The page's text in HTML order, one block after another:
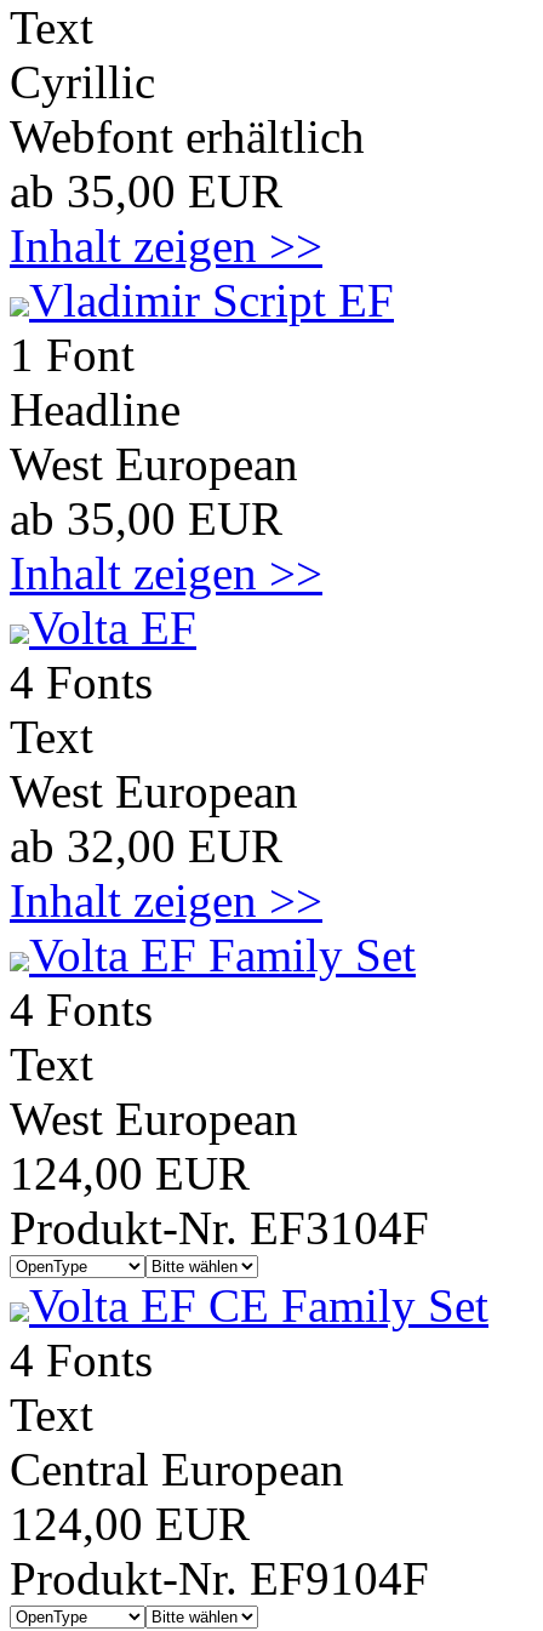
Text
Cyrillic
Webfont erhältlich
ab 35,00 EUR
Inhalt zeigen >>
Vladimir Script EF
1 Font
Headline
West European
ab 35,00 EUR
Inhalt zeigen >>
Volta EF
4 Fonts
Text
West European
ab 32,00 EUR
Inhalt zeigen >>
Volta EF Family Set
4 Fonts
Text
West European
124,00 EUR
Produkt-Nr. EF3104F
Volta EF CE Family Set
4 Fonts
Text
Central European
124,00 EUR
Produkt-Nr. EF9104F